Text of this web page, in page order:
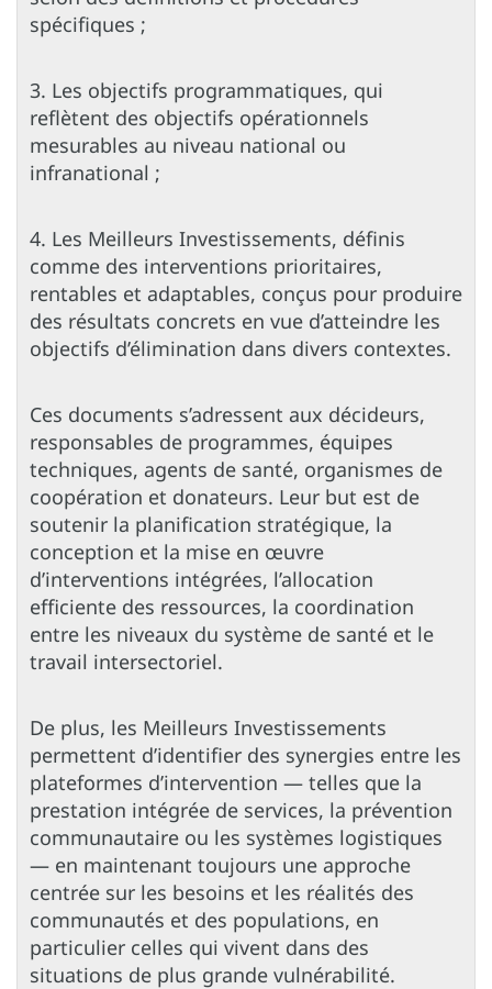
spécifiques ;
3. Les objectifs programmatiques, qui
reflètent des objectifs opérationnels
mesurables au niveau national ou
infranational ;
4. Les Meilleurs Investissements, définis
comme des interventions prioritaires,
rentables et adaptables, conçus pour produire
des résultats concrets en vue d’atteindre les
objectifs d’élimination dans divers contextes.
Ces documents s’adressent aux décideurs,
responsables de programmes, équipes
techniques, agents de santé, organismes de
coopération et donateurs. Leur but est de
soutenir la planification stratégique, la
conception et la mise en œuvre
d’interventions intégrées, l’allocation
efficiente des ressources, la coordination
entre les niveaux du système de santé et le
travail intersectoriel.
De plus, les Meilleurs Investissements
permettent d’identifier des synergies entre les
plateformes d’intervention — telles que la
prestation intégrée de services, la prévention
communautaire ou les systèmes logistiques
— en maintenant toujours une approche
centrée sur les besoins et les réalités des
communautés et des populations, en
particulier celles qui vivent dans des
situations de plus grande vulnérabilité.